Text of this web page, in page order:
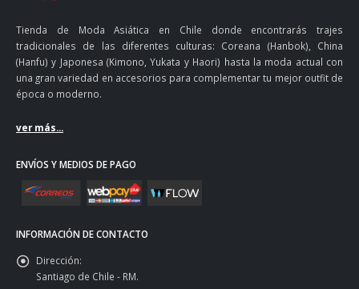
Tienda de Moda Asiática en Chile donde encontrarás trajes
tradicionales de las diferentes culturas: Coreana (Hanbok), China
(Hanfu) y Japonesa (Kimono, Yukata y Haori) hasta la moda actual con
una gran variedad en accesorios para complementar tu mejor outfit de
época o moderno.
ver más...
ENVÍOS Y MEDIOS DE PAGO
INFORMACIÓN DE CONTACTO
Dirección:
Santiago de Chile - RM.